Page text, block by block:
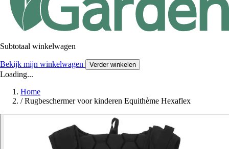
Subtotaal winkelwagen
Bekijk mijn winkelwagen Verder winkelen
Loading...
Home
/ Rugbeschermer voor kinderen Equithème Hexaflex